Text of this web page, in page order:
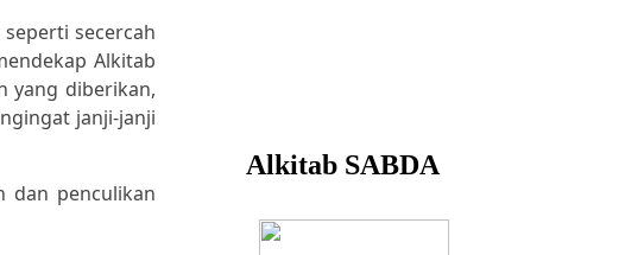
secercah
Alkitab
yang diberikan,
janji-janji
dan penculikan